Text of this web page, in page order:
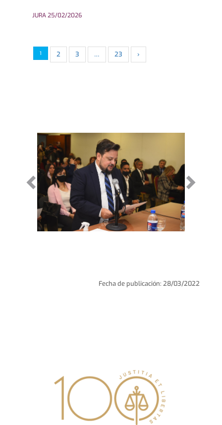
JURA 25/02/2026
1 2 3 … 23 ›
Fecha de publicación: 28/03/2022